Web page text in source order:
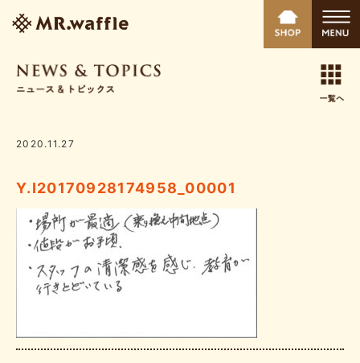
2020.11.27
Y.I20170928174958_00001